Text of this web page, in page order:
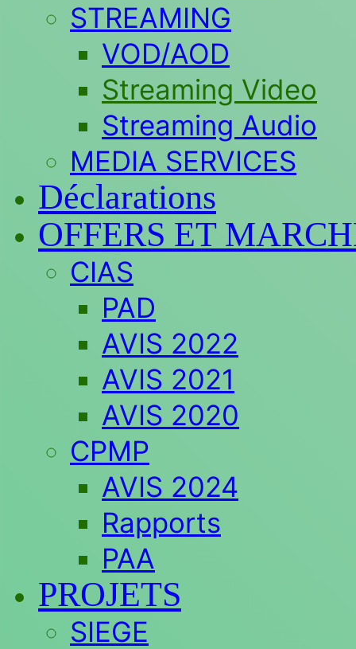
STREAMING
VOD/AOD
Streaming Video
Streaming Audio
MEDIA SERVICES
Déclarations
OFFERS ET
CIAS
PAD
AVIS 2022
AVIS 2021
AVIS 2020
CPMP
AVIS 2024
Rapports
PAA
PROJETS
SIEGE